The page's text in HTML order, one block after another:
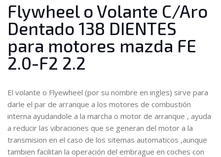
Flywheel o Volante C/Aro
Dentado 138 DIENTES
para motores mazda FE
2.0-F2 2.2
El volante o Flyewheel (por su nombre en ingles) sirve para
darle el par de arranque a los motores de combustión
interna ayudandole a la marcha o motor de arranque , ayuda
a reducir las vibraciones que se generan del motor a la
transmision en el caso de los sitemas automaticos ,aunque
tambien facilitan la operación del embrague en coches con